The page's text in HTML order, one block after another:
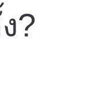
?